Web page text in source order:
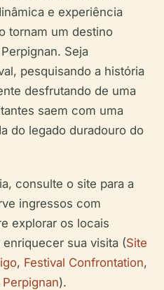
e experiência
tornam um destino
Seja
pesquisando a história
desfrutando de uma
saem com uma
do legado duradouro do
consulte o site para a
ingressos com
explorar os locais
sua visita (Site
, Festival Confrontation,
).